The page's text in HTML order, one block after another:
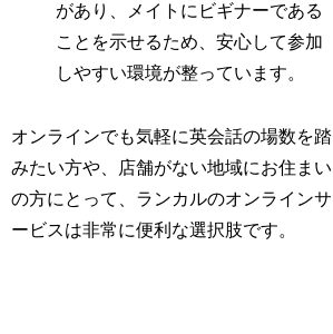
があり、メイトにビギナーである
ことを示せるため、安心して参加
しやすい環境が整っています。
オンラインでも気軽に英会話の場数を踏
みたい方や、店舗がない地域にお住まい
の方にとって、ランカルのオンラインサ
ービスは非常に便利な選択肢です。